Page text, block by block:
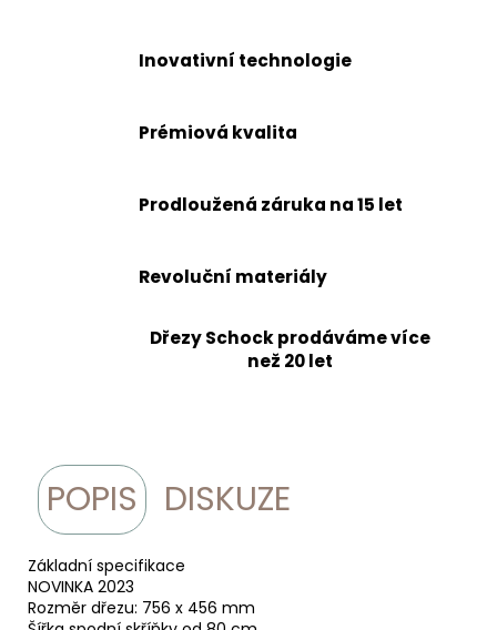
Inovativní technologie
Prémiová kvalita
Prodloužená záruka na 15 let
Revoluční materiály
Dřezy Schock prodáváme více
než 20 let
POPIS DISKUZE
Základní specifikace
NOVINKA 2023
Rozměr dřezu: 756 x 456 mm